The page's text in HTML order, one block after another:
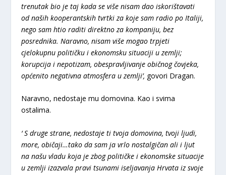
trenutak bio je taj kada se više nisam dao iskorištavati
od naših kooperantskih tvrtki za koje sam radio po Italiji,
nego sam htio raditi direktno za kompaniju, bez
posrednika. Naravno, nisam više mogao trpjeti
cjelokupnu političku i ekonomsku situaciji u zemlji;
korupcija i nepotizam, obespravljivanje običnog čovjeka,
općenito negativna atmosfera u zemlji’, govori Dragan.
Naravno, nedostaje mu domovina. Kao i svima
ostalima.
‘ S druge strane, nedostaje ti tvoja domovina, tvoji ljudi,
more, običaji…tako da sam ja vrlo nostalgičan ali i ljut
na našu vladu koja je zbog političke i ekonomske situacije
u zemlji izazvala pravi tsunami iseljavanja Hrvata iz svoje